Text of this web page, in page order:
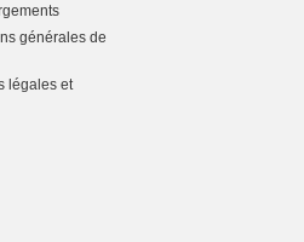
générales de
légales et